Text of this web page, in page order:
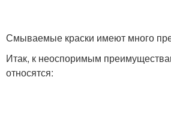
Смываемые краски имеют много
Итак, к неоспоримым
относятся: